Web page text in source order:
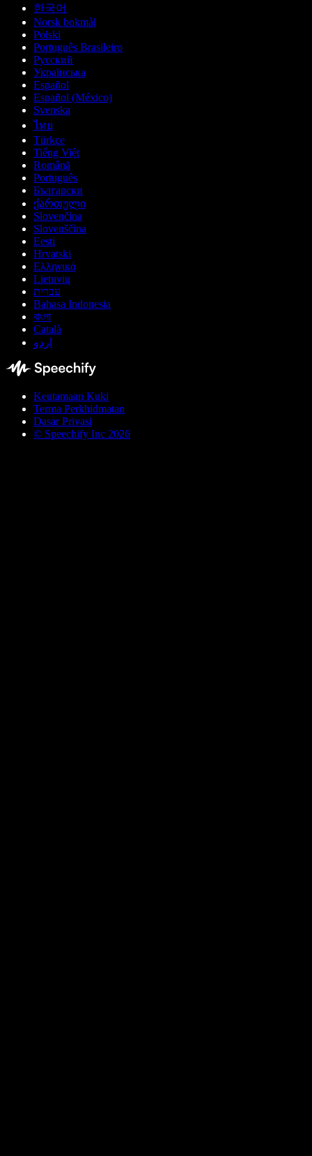
한국어
Norsk bokmål
Polski
Português Brasileiro
Русский
Українська
Español
Español (México)
Svenska
ไทย
Türkçe
Tiếng Việt
Română
Português
Български
ქართული
Slovenčina
Slovenščina
Eesti
Hrvatski
Ελληνικά
Lietuvių
עברית
Bahasa Indonesia
বাংলা
Català
اردو
Keutamaan Kuki
Terma Perkhidmatan
Dasar Privasi
© Speechify Inc 2026